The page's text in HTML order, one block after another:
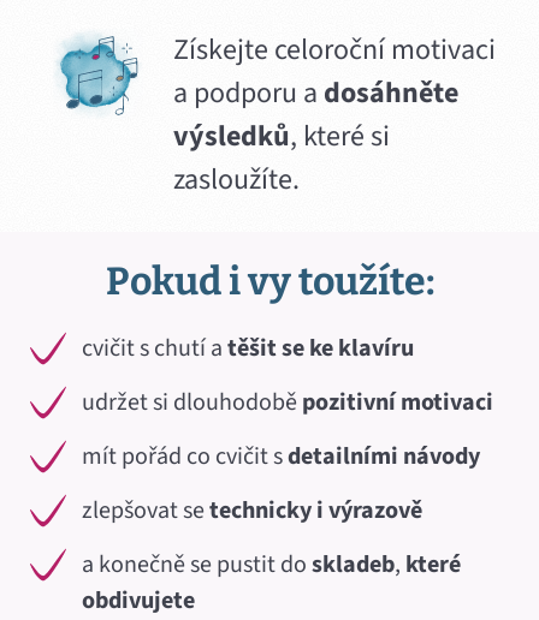
Získejte celoroční motivaci
a podporu a dosáhněte
výsledků, které si
zasloužíte.
Pokud i vy toužíte:
cvičit s chutí atěšitsekeklavíru
udržet si dlouhodoběpozitivnímotivaci
mít pořád co cvičit sdetailními návody
zlepšovat setechnickyi výrazově
a konečně se pustit doskladeb, které
obdivujete